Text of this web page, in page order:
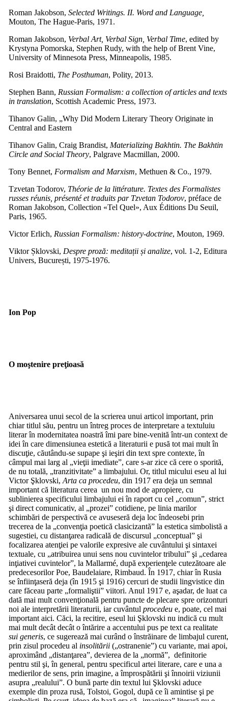
Roman Jakobson,Selected Writings. II. Word and Language,
Mouton, The Hague-Paris, 1971.
Roman Jakobson, Verbal Art, Verbal Sign, Verbal Time, edited by
Krystyna Pomorska, Stephen Rudy, with the help of Brent Vine,
University of Minnesota Press, Minneapolis, 1985.
Rosi Braidotti, The Posthuman, Polity, 2013.
Stephen Bann, Russian Formalism: a collection of articles and texts
in translation, Scottish Academic Press, 1973.
Tihanov Galin, „Why Did Modern Literary Theory Originate in
Central and Eastern
Tihanov Galin, Craig Brandist, Materializing Bakhtin. The Bakhtin
Circle and Social Theory, Palgrave Macmillan, 2000.
Tony Bennet, Formalism and Marxism, Methuen & Co., 1979.
Tzvetan Todorov, Théorie de la littérature. Textes des Formalistes
russes réunis, présenté et traduits par Tzvetan Todorov, préface de
Roman Jakobson, Collection «Tel Quel», Aux Éditions Du Seuil,
Paris, 1965.
Victor Erlich, Russian Formalism: history-doctrine, Mouton, 1969.
Viktor Șklovski, Despre proză: meditații și analize, vol. 1-2, Editura
Univers, București, 1975-1976.
Ion Pop
O moştenire preţioasă
Aniversarea unui secol de la scrierea unui articol important, prin
chiar titlul său, pentru un întreg proces de interpretare a textuluiu
literar în modernitatea noastră îmi pare bine-venită într-un context de
idei în care dimensiunea estetică a literaturii e pusă tot mai mult în
discuţie, căutându-se supape şi ieşiri din text spre contexte, în
câmpul mai larg al „vieţii imediate”, care s-ar zice că cere o sporită,
de nu totală, „tranzitivitate” a limbajului. Or, titlul micului eseu al lui
Victor Şklovski,Arta ca procedeu, din 1917 era deja un semnal
important că literatura cerea un nou mod de apropiere, cu
sublinierea specificului limbajului ei în raport cu cel „comun”, strict
şi direct comunicativ, al „prozei” cotidiene, pe linia marilor
schimbări de perspectivă ce avuseseră deja loc îndeosebi prin
trecerea de la „convenţia poetică clasicizantă” la estetica simbolistă a
sugestiei, cu distanţarea radicală de discursul „conceptual” şi
focalizarea atenţiei pe valorile expresive ale cuvântului şi sintaxei
textuale, cu „atribuirea unui sens nou cuvintelor tribului” şi „cedarea
inţiativei cuvintelor”, la Mallarmé, după experienţele cutezătoare ale
predecesorilor Poe, Baudelaiare, Rimbaud. În 1917, chiar în Rusia
se înfiinţaseră deja (în 1915 şi 1916) cercuri de studii lingvistice din
care făceau parte „formaliştii” viitori. Anul 1917 e, aşadar, de luat ca
dată mai mult convenţională pentru puncte de plecare spre orizonturi
noi ale interpretării literaturii, iar cuvântulprocedeu e, poate, cel mai
important aici. Căci, la recitire, eseul lui Şklovski nu indică cu mult
mai mult decât decât o întărire a accentului pus pe text ca realitate
sui generis, ce sugerează mai curând o înstrăinare de limbajul
prin zisul procedeu al insolitării („ostranenie”) cu variante, mai apoi,
aproximând „distanţarea”, devierea de la „normă”, definitorie
pentru stil şi, în general, pentru specificul artei literare, care e una a
medierilor de sens, prin imagine, a împrospătării şi înnoirii viziunii
asupra „realului”. O bună parte din textul lui Şklovski aduce
exemple din proza rusă, Tolstoi, Gogol, după ce îi amintise şi pe